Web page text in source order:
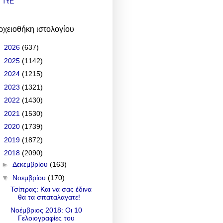
ιστολογίου
2026 (637)
2025 (1142)
2024 (1215)
2023 (1321)
2022 (1430)
2021 (1530)
2020 (1739)
2019 (1872)
2018 (2090)
► Δεκεμβρίου (163)
▼ Νοεμβρίου (170)
Τσίπρας: Και να σας έδινα
θα τα σπαταλαγατε!
Νοέμβριος 2018: Οι 10
Γελοιογραφίες του